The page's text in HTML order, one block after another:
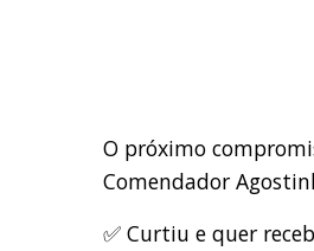
O próximo
Comendador
✅ Curtiu e quer